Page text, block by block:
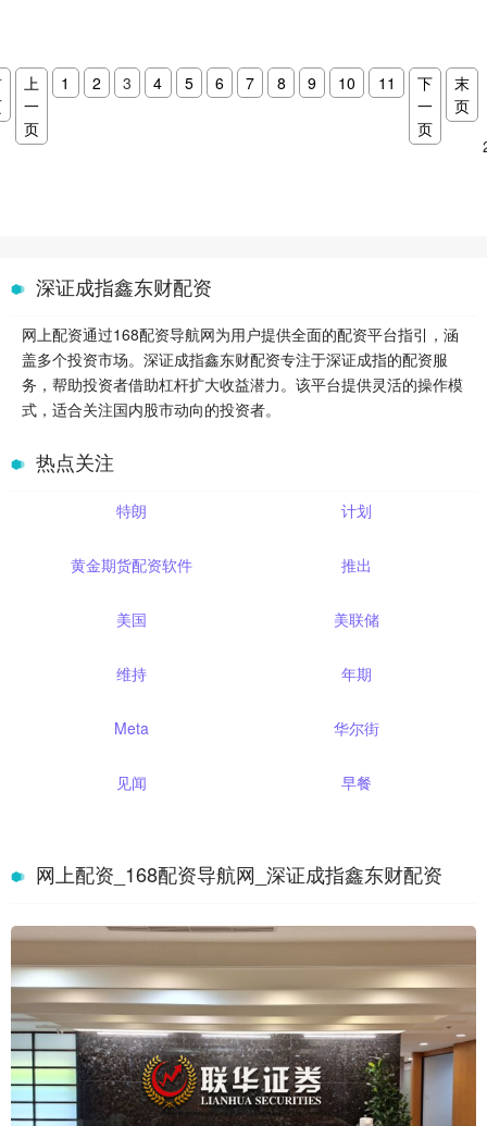
上
一
页
1 2 3 4 5 6 7 8 9 10 11
下
一
页
末
页
深证成指鑫东财配资
网上配资通过168配资导航网为用户提供全面的配资平台指引，涵
盖多个投资市场。深证成指鑫东财配资专注于深证成指的配资服
务，帮助投资者借助杠杆扩大收益潜力。该平台提供灵活的操作模
式，适合关注国内股市动向的投资者。
热点关注
特朗 计划
黄金期货配资软件 推出
美国 美联储
维持 年期
Meta 华尔街
见闻 早餐
网上配资_168配资导航网_深证成指鑫东财配资